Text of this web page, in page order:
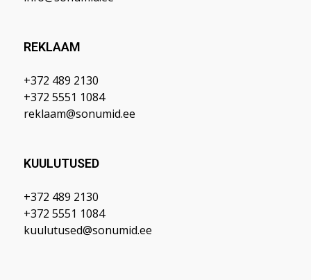
REKLAAM
+372 489 2130
+372 5551 1084
reklaam@sonumid.ee
KUULUTUSED
+372 489 2130
+372 5551 1084
kuulutused@sonumid.ee